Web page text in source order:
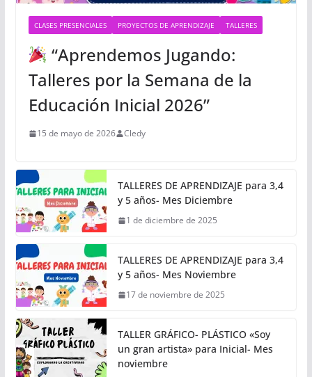
CLASES PRESENCIALES PROYECTOS DE APRENDIZAJE TALLERES
“Aprendemos Jugando:
Talleres por la Semana de la
Educación Inicial 2026”
15 de mayo de 2026 Cledy
TALLERES DE APRENDIZAJE para 3,4
y 5 años- Mes Diciembre
1 de diciembre de 2025
TALLERES DE APRENDIZAJE para 3,4
y 5 años- Mes Noviembre
17 de noviembre de 2025
TALLER GRÁFICO- PLÁSTICO «Soy
un gran artista» para Inicial- Mes
noviembre